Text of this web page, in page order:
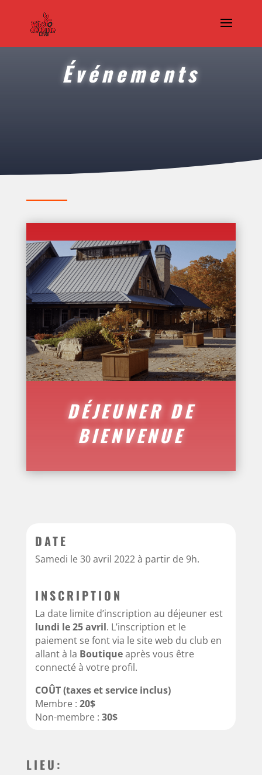
Événements
DÉJEUNER DE
BIENVENUE
DATE
Samedi le 30 avril 2022 à partir de 9h.
INSCRIPTION
La date limite d’inscription au déjeuner est
lundi le 25 avril. L’inscription et le
paiement se font via le site web du club en
allant à la Boutiqueaprès vous être
connecté à votre profil.
COÛT (taxes et service inclus)
Membre : 20$
Non-membre : 30$
LIEU: